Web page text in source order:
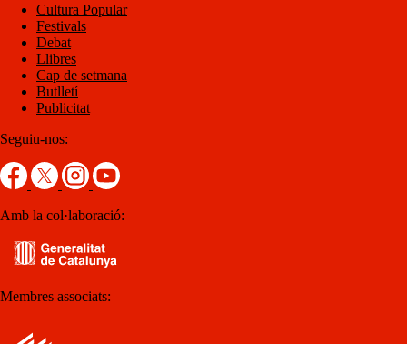
Cultura Popular
Festivals
Debat
Llibres
Cap de setmana
Butlletí
Publicitat
Seguiu-nos:
Amb la col·laboració:
Membres associats: